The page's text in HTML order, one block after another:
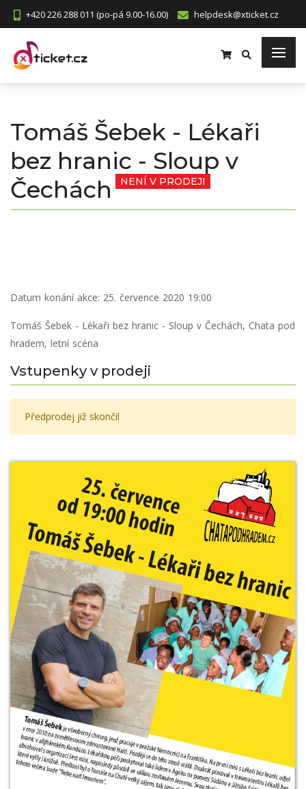
+420 226 288 011 (po-pá 9.00-16.00) helpdesk@xticket.cz
Tomáš Šebek - Lékaři
bez hranic - Sloup v
Čechách
NENÍ V PRODEJI
Datum konání akce: 25. července 2020 19:00
Tomáš Šebek - Lékaři bez hranic - Sloup v Čechách, Chata pod
hradem, letní scéna
Vstupenky v prodeji
Předprodej již skončil